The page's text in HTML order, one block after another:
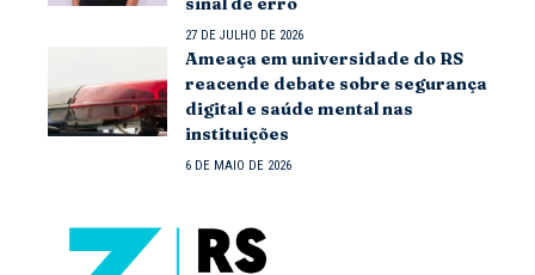
27 DE JULHO DE 2026
Ameaça em universidade do RS
reacende debate sobre segurança
digital e saúde mental nas
instituições
6 DE MAIO DE 2026